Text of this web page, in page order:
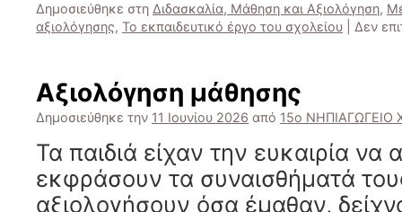
Δημοσιεύθηκε στη Διδασκαλία, Μάθηση και Αξιολόγηση,
αξιολόγησης, Το εκπαιδευτικό έργο του σχολείου Δεν
Αξιολόγηση μάθησης
Δημοσιεύθηκε την 11 Ιουνίου 2026 από 15ο ΝΗΠΙΑΓΩΓΕΙΟ
Τα παιδιά είχαν την ευκαιρία
εκφράσουν τα συναισθήματά
αξιολογήσουν όσα έμαθαν,